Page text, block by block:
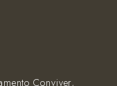
Conviver,